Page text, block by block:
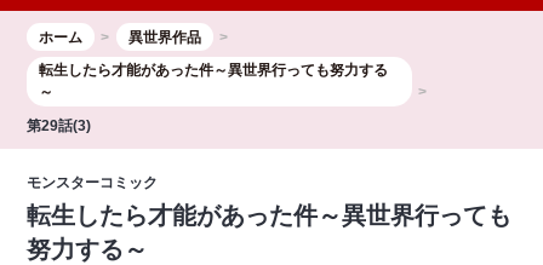
ホーム
異世界作品
転生したら才能があった件～異世界行っても努力する
～
第29話(3)
モンスターコミック
転生したら才能があった件～異世界行っても
努力する～